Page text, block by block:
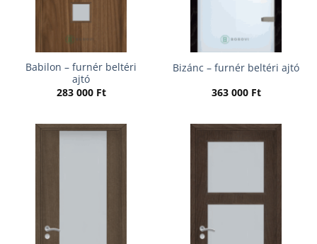
Babilon – furnér beltéri
ajtó
283 000 Ft
Bizánc – furnér beltéri ajtó
363 000 Ft